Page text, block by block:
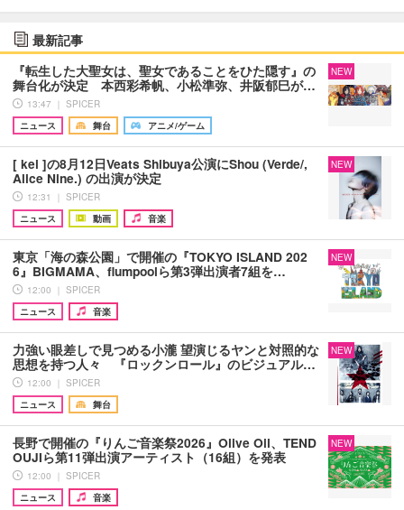
最新記事
『転生した大聖女は、聖女であることをひた隠す』の
舞台化が決定 本西彩希帆、小松準弥、井阪郁巳が…
13:47 ｜ SPICER
ニュース
舞台 アニメ/ゲーム
NEW
[ kei ]の8月12日Veats Shibuya公演にShou (Verde/,
Alice Nine.) の出演が決定
12:31 ｜ SPICER
ニュース
動画 音楽
NEW
東京「海の森公園」で開催の『TOKYO ISLAND 202
6』BIGMAMA、flumpoolら第3弾出演者7組を…
12:00 ｜ SPICER
ニュース
音楽
NEW
力強い眼差しで見つめる小瀧 望演じるヤンと対照的な
思想を持つ人々 『ロックンロール』のビジュアル…
12:00 ｜ SPICER
ニュース
舞台
NEW
長野で開催の『りんご音楽祭2026』Olive Oil、TEND
OUJIら第11弾出演アーティスト（16組）を発表
12:00 ｜ SPICER
ニュース
音楽
NEW